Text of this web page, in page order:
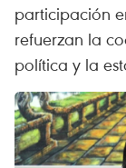
participación
refuerzan la
política y la